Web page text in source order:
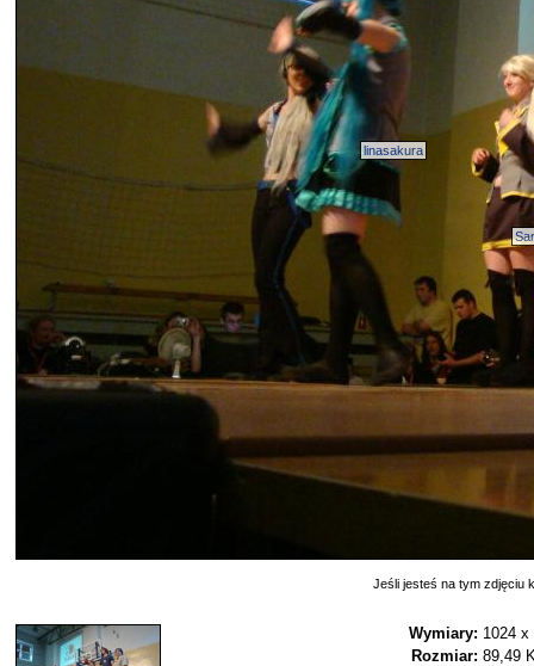
linasakura
Jeśli jesteś na tym zdjęciu
Wymiary: 1024 x
Rozmiar: 89,49